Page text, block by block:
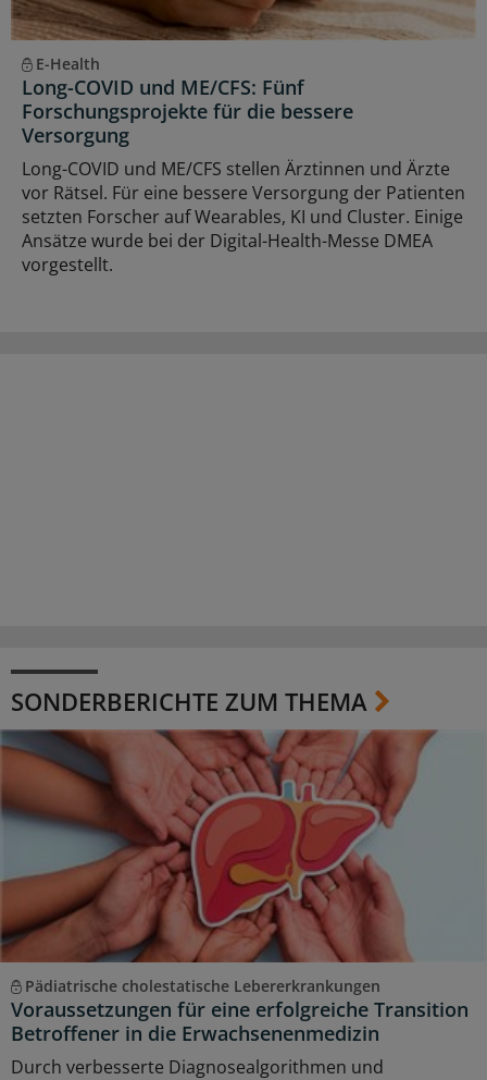
E-Health
Long-COVID und ME/CFS: Fünf
Forschungsprojekte für die bessere
Versorgung
Long-COVID und ME/CFS stellen Ärztinnen und Ärzte
vor Rätsel. Für eine bessere Versorgung der Patienten
setzten Forscher auf Wearables, KI und Cluster. Einige
Ansätze wurde bei der Digital-Health-Messe DMEA
vorgestellt.
SONDERBERICHTE ZUM THEMA
Pädiatrische cholestatische Lebererkrankungen
Voraussetzungen für eine erfolgreiche Transition
Betroffener in die Erwachsenenmedizin
Durch verbesserte Diagnosealgorithmen und